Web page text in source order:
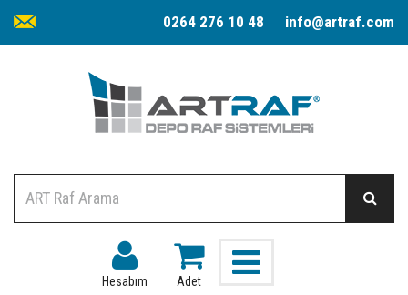
0264 276 10 48 info@artraf.com
Hesabım Adet